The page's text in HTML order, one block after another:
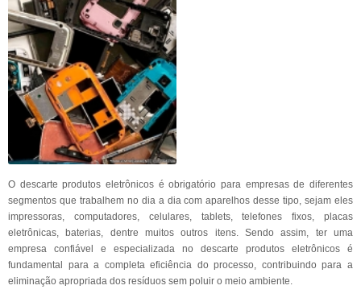
O descarte produtos eletrônicos é obrigatório para empresas de diferentes
segmentos que trabalhem no dia a dia com aparelhos desse tipo, sejam eles
impressoras, computadores, celulares, tablets, telefones fixos, placas
eletrônicas, baterias, dentre muitos outros itens. Sendo assim, ter uma
empresa confiável e especializada no descarte produtos eletrônicos é
fundamental para a completa eficiência do processo, contribuindo para a
eliminação apropriada dos resíduos sem poluir o meio ambiente.